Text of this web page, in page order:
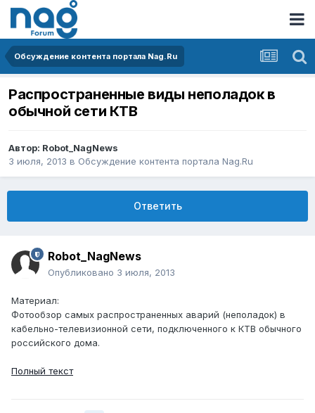
Обсуждение контента портала Nag.Ru
Распространенные виды неполадок в
обычной сети КТВ
Автор: Robot_NagNews
3 июля, 2013 в Обсуждение контента портала Nag.Ru
Ответить
Robot_NagNews
Опубликовано 3 июля, 2013
Материал:
Фотообзор самых распространенных аварий (неполадок) в
кабельно-телевизионной сети, подключенного к КТВ обычного
российского дома.
Полный текст